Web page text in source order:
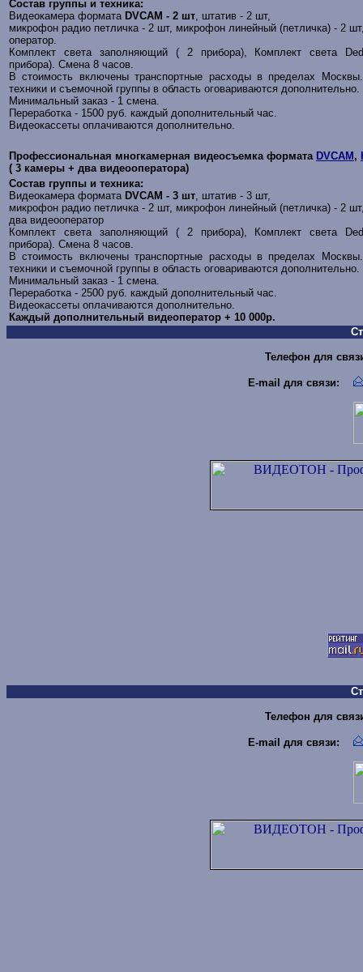
Состав группы и техника:
Видеокамера формата DVCAM - 2 шт, штатив - 2 шт,
микрофон радио петличка - 2 шт, микрофон линейный (петличка) - 2
оператор.
Комплект света заполняющий( 2 прибора), Комплект света
прибора). Смена 8 часов.
В стоимость включены транспортные расходы в пределах
техники и съемочной группы в область оговариваются дополнительно.
Минимальный заказ - 1 смена.
Переработка - 1500 руб. каждый дополнительный час.
Видеокассеты оплачиваются дополнительно.
Профессиональная многкамерная видеосъемка формата DVCAM ,
( 3 камеры + два видеооператора)
Состав группы и техника:
Видеокамера формата DVCAM - 3 шт, штатив - 3 шт,
микрофон радио петличка - 2 шт, микрофон линейный (петличка) - 2
два видеооператор
Комплект света заполняющий( 2 прибора), Комплект света
прибора). Смена 8 часов.
В стоимость включены транспортные расходы в пределах
техники и съемочной группы в область оговариваются дополнительно.
Минимальный заказ - 1 смена.
Переработка - 2500 руб. каждый дополнительный час.
Видеокассеты оплачиваются дополнительно.
Каждый дополнительный видеоператор + 10 000р.
Телефон для
E-mail для связи:
Телефон для
E-mail для связи: